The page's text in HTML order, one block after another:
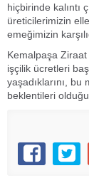
hiçbirinde kalıntı
üreticilerimizin
emeğimizin
Kemalpaşa Ziraat
işçilik ücretleri
yaşadıklarını,
beklentileri